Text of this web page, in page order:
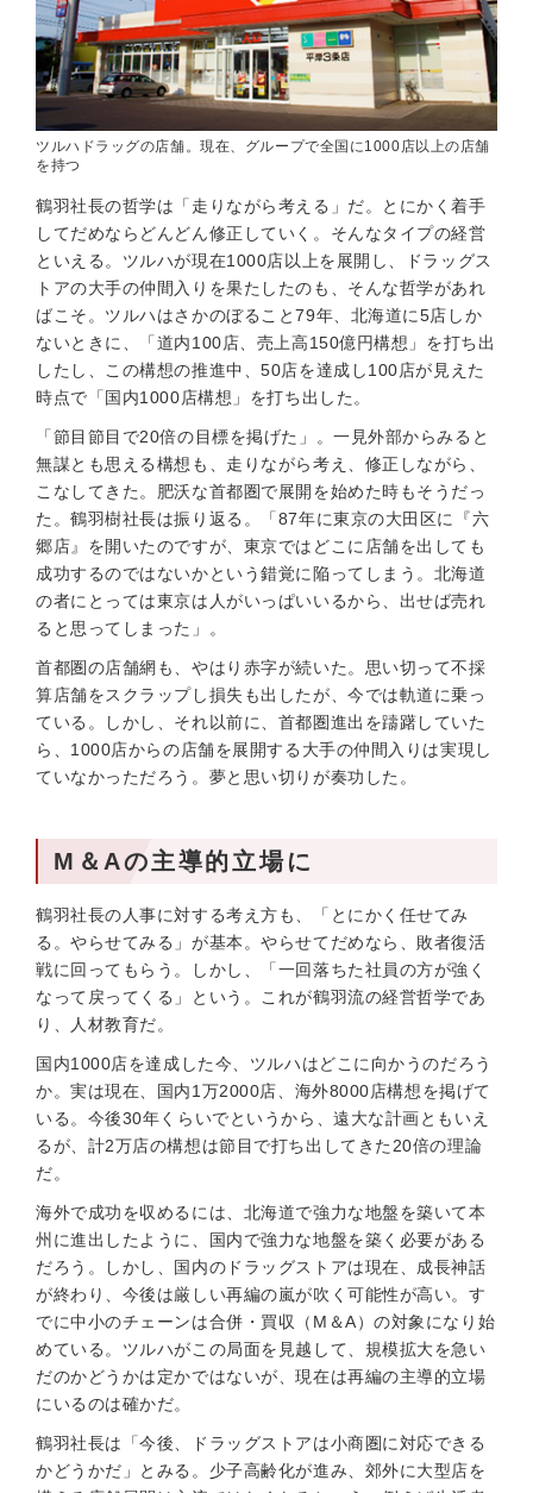
ツルハドラッグの店舗。現在、グループで全国に1000店以上の店舗
を持つ
鶴羽社長の哲学は「走りながら考える」だ。とにかく着手
してだめならどんどん修正していく。そんなタイプの経営
といえる。ツルハが現在1000店以上を展開し、ドラッグス
トアの大手の仲間入りを果たしたのも、そんな哲学があれ
ばこそ。ツルハはさかのぼること79年、北海道に5店しか
ないときに、「道内100店、売上高150億円構想」を打ち出
したし、この構想の推進中、50店を達成し100店が見えた
時点で「国内1000店構想」を打ち出した。
「節目節目で20倍の目標を掲げた」。一見外部からみると
無謀とも思える構想も、走りながら考え、修正しながら、
こなしてきた。肥沃な首都圏で展開を始めた時もそうだっ
た。鶴羽樹社長は振り返る。「87年に東京の大田区に『六
郷店』を開いたのですが、東京ではどこに店舗を出しても
成功するのではないかという錯覚に陥ってしまう。北海道
の者にとっては東京は人がいっぱいいるから、出せば売れ
ると思ってしまった」。
首都圏の店舗網も、やはり赤字が続いた。思い切って不採
算店舗をスクラップし損失も出したが、今では軌道に乗っ
ている。しかし、それ以前に、首都圏進出を躊躇していた
ら、1000店からの店舗を展開する大手の仲間入りは実現し
ていなかっただろう。夢と思い切りが奏功した。
M＆Aの主導的立場に
鶴羽社長の人事に対する考え方も、「とにかく任せてみ
る。やらせてみる」が基本。やらせてだめなら、敗者復活
戦に回ってもらう。しかし、「一回落ちた社員の方が強く
なって戻ってくる」という。これが鶴羽流の経営哲学であ
り、人材教育だ。
国内1000店を達成した今、ツルハはどこに向かうのだろう
か。実は現在、国内1万2000店、海外8000店構想を掲げて
いる。今後30年くらいでというから、遠大な計画ともいえ
るが、計2万店の構想は節目で打ち出してきた20倍の理論
だ。
海外で成功を収めるには、北海道で強力な地盤を築いて本
州に進出したように、国内で強力な地盤を築く必要がある
だろう。しかし、国内のドラッグストアは現在、成長神話
が終わり、今後は厳しい再編の嵐が吹く可能性が高い。す
でに中小のチェーンは合併・買収（M＆A）の対象になり始
めている。ツルハがこの局面を見越して、規模拡大を急い
だのかどうかは定かではないが、現在は再編の主導的立場
にいるのは確かだ。
鶴羽社長は「今後、ドラッグストアは小商圏に対応できる
かどうかだ」とみる。少子高齢化が進み、郊外に大型店を